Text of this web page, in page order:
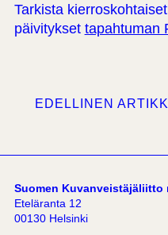
Tarkista
päivitykset tapahtuman
EDELLINEN
Suomen Kuvanveistäjäliitto
Eteläranta 12
00130 Helsinki